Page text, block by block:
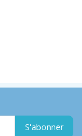
S'abonner